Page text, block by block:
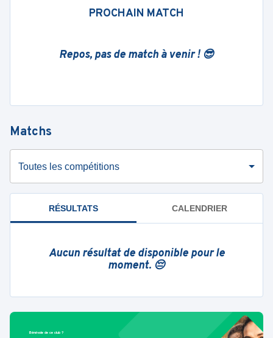
PROCHAIN MATCH
Repos, pas de match à venir ! 😎
Matchs
Toutes les compétitions
RÉSULTATS CALENDRIER
Aucun résultat de disponible pour le
moment. 😔
Bénévole de ce club ?